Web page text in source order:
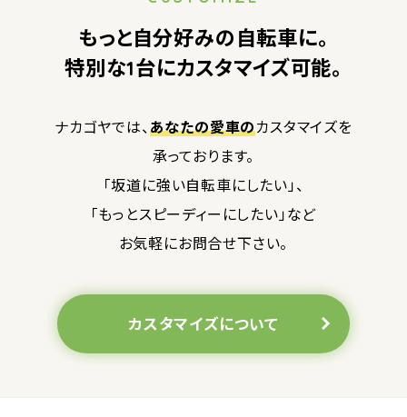
もっと自分好みの自転車に。
特別な1台にカスタマイズ可能。
ナカゴヤでは、 あなたの愛車のカスタマイズを
承っております。
「坂道に強い自転車にしたい」、
「もっとスピーディーにしたい」など
お気軽にお問合せ下さい。
カスタマイズについて